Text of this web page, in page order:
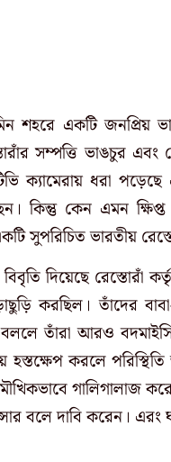
শহরে একটি জনপ্রিয়
সম্পত্তি ভাঙচুর এবং
ক্যামেরায় ধরা
কিন্তু কেন এমন
সুপরিচিত ভারতীয়
দিয়েছে রেস্তোরাঁ
করছিল। তাঁদের
বললে তাঁরা আরও
হস্তক্ষেপ করলে
গালিগালাজ
বলে দাবি করেন। এরং